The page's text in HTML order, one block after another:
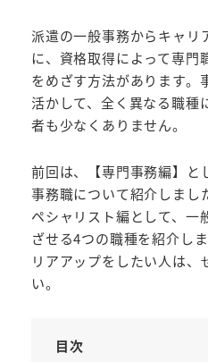
派遣の一般事務からキャリ
に、資格取得によって専門
をめざす方法があります。
活かして、全く異なる職種
者も少なくありません。
前回は、【専門事務編】と
事務職について紹介しまし
ペシャリスト編として、一
ざせる4つの職種を紹介し
リアアップをしたい人は、
い。
目次